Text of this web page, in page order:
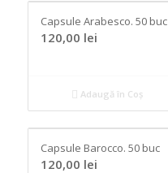
Capsule Arabesco. 50 buc
120,00 lei
Adaugă în Coș
Capsule Barocco. 50 buc
120,00 lei